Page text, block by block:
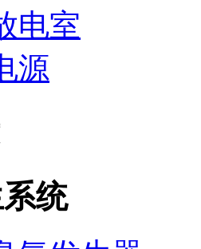
电室
源
统